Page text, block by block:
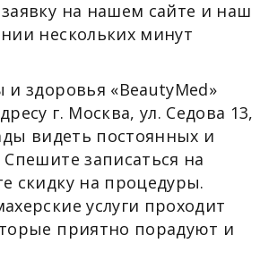
на нашем сайте и наш
нескольких минут
и здоровья «BeautyMed»
г. Москва, ул. Седова 13,
видеть постоянных и
записаться на
скидку на процедуры.
услуги проходит
приятно порадуют и